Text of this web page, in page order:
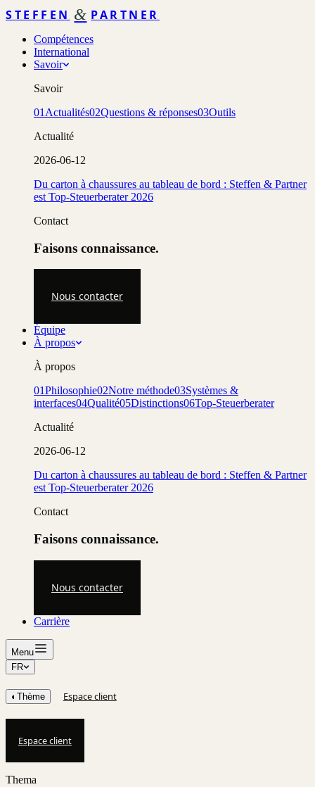
STEFFEN & PARTNER
Compétences
International
Savoir
Savoir
01 Actualités02Questions & réponses03Outils
Actualité
2026-06-12
Du carton à chaussures au tableau de bord : Steffen & Partner
est Top-Steuerberater 2026
Contact
Faisons connaissance.
Nous contacter
Équipe
À propos
À propos
01Philosophie02Notre méthode03Systèmes &
interfaces04Qualité05Distinctions06Top-Steuerberater
Actualité
2026-06-12
Du carton à chaussures au tableau de bord : Steffen & Partner
est Top-Steuerberater 2026
Contact
Faisons connaissance.
Nous contacter
Carrière
Menu
FR
◐ Thème Espace client
Espace client
Thema